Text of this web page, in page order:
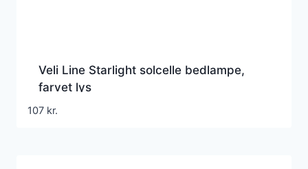
Veli Line Starlight solcelle bedlampe,
farvet lys
107 kr.